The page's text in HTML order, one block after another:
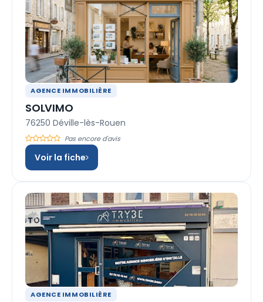
AGENCE IMMOBILIÈRE
SOLVIMO
76250 Déville-lès-Rouen
Pas encore d'avis
Voir la fiche
AGENCE IMMOBILIÈRE